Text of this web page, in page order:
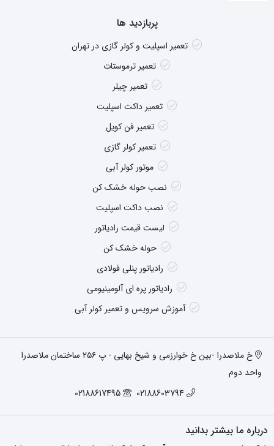
پربازدید ها
تعمیر اسپلیت و کولر گازی در تهران
تعمیر ترموستات
تعمیر چیلر
تعمیر داکت اسپلیت
تعمیر فن کویل
تعمیر کولر گازی
موتور کولر آبی
نصب حوله خشک کن
نصب داکت اسپلیت
لیست قیمت رادیاتور
حوله خشک کن
رادیاتور پنلی فولادی
رادیاتور پره ای آلومینیومی
آموزش سرویس و تعمیر کولر آبی
خ ملاصدرا -بین خ خوارزمی و شیخ بهایی - پ ۲۵۶ ساختمان ملاصدرا
واحد دوم
02188603794
02188617495
درباره ما بیشتر بدانید